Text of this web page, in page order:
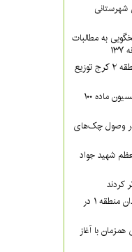
شهرستانی
در پاسخگویی به مطالبات
بیش از ۴۴۰۰ تن آسفالت در منطقه ۲ کرج توزیع
پرونده‌های دارای رأی اعاده کمیسیون ماده ۱۰۰
منطقه ۵ کرج در وصول چک‌های
خانواده معظم شهید جواد
پیگیری میدانی مطالبات شهروندان منطقه ۱ در
با آغاز